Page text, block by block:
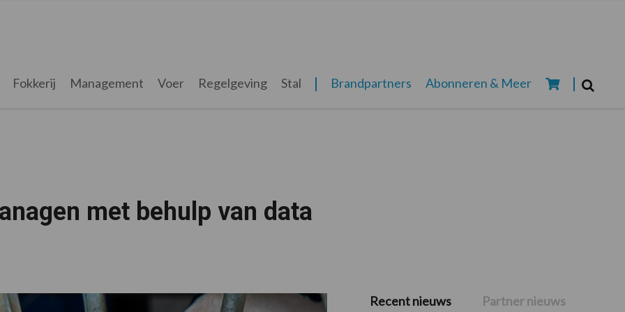
Fokkerij Management Voer Regelgeving Stal Brandpartners Abonneren & Meer
met behulp van data
Primaire
Recent nieuws Partner nieuws